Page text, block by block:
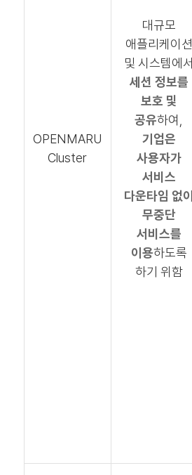
OPENMARU
Cluster
대규모
애플리케이션
및 시스템에서
세션 정보를
보호 및
공유하여,
기업은
사용자가
서비스
다운타임 없이
무중단
서비스를
이용하도록
하기 위함